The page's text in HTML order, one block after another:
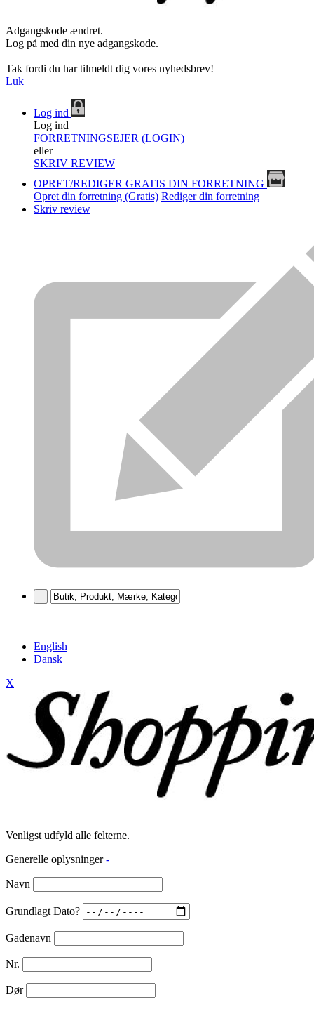
Adgangskode ændret.
Log på med din nye adgangskode.
Tak fordi du har tilmeldt dig vores nyhedsbrev!
Luk
Log ind
Log ind
FORRETNINGSEJER (LOGIN)
eller
SKRIV REVIEW
OPRET/REDIGER GRATIS DIN FORRETNING
Opret din forretning (Gratis) Rediger din forretning
Skriv review
English
Dansk
X
Venligst udfyld alle felterne.
Generelle oplysninger -
Navn
Grundlagt Dato?
Gadenavn
Nr.
Dør